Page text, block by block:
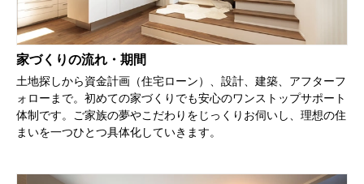
家づくりの流れ・期間
土地探しから資金計画（住宅ローン）、設計、建築、アフターフ
ォローまで。初めての家づくりでも安心のワンストップサポート
体制です。ご家族の夢やこだわりをじっくりお伺いし、理想の住
まいを一つひとつ具体化していきます。